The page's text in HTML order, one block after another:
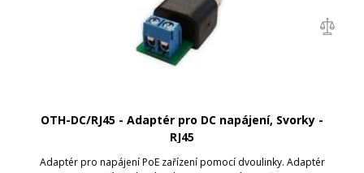
OTH-DC/RJ45 - Adaptér pro DC napájení, Svorky -
RJ45
Adaptér pro napájení PoE zařízení pomocí dvoulinky. Adaptér